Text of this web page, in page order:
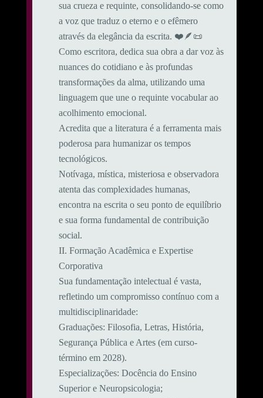
sua crueza e requinte, consolidando-se como
a voz que traduz o eterno e o efêmero
através da elegância da escrita. ❤️🪶📜
Como escritora, dedica sua obra a dar voz às
nuances do cotidiano e às profundas
transformações da alma, utilizando uma
linguagem que une o requinte vocabular ao
acolhimento emocional.
​Acredita que a literatura é a ferramenta mais
poderosa para humanizar os tempos
tecnológicos.
Notívaga, mística, misteriosa e observadora
atenta das complexidades humanas,
encontra na escrita o seu ponto de equilíbrio
e sua forma fundamental de contribuição
social.
​II. Formação Acadêmica e Expertise
Corporativa
​Sua fundamentação intelectual é vasta,
refletindo um compromisso contínuo com a
multidisciplinaridade:
​Graduações: Filosofia, Letras, História,
Segurança Pública e Artes (em curso-
término em 2028).
​Especializações: Docência do Ensino
Superior e Neuropsicologia;